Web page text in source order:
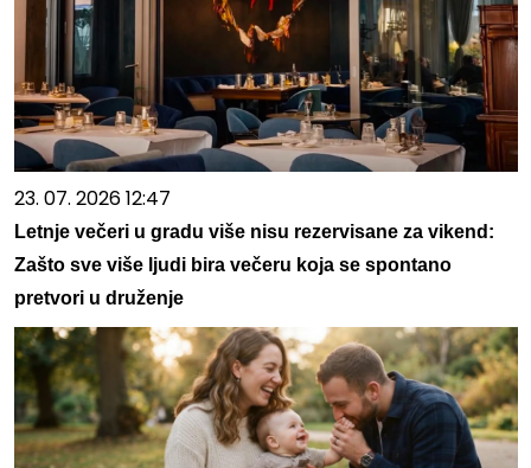
23. 07. 2026 12:47
Letnje večeri u gradu više nisu rezervisane za vikend:
Zašto sve više ljudi bira večeru koja se spontano
pretvori u druženje